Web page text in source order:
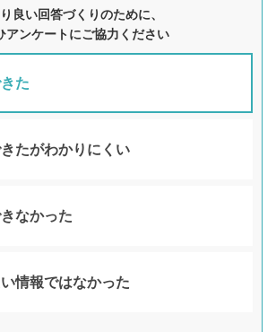
良い回答づくりのために、
アンケートにご協力ください
た
たがわかりにくい
なかった
情報ではなかった